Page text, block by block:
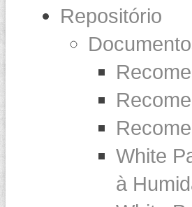
Repositório
White
à